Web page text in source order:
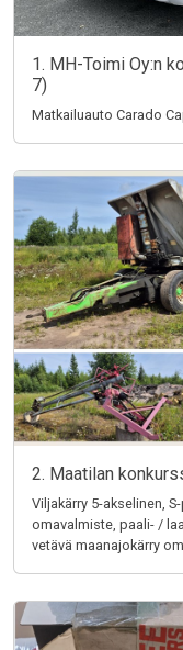
1. MH-Toimi Oy:n
7)
Matkailuauto Carado
2. Maatilan
Viljakärry 5-akselinen,
omavalmiste, paali- /
vetävä maanajokärry